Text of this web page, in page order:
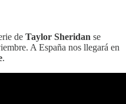
de Taylor Sheridan se
A España nos llegará en
.